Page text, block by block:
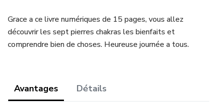
Grace a ce livre numériques de 15 pages, vous allez
découvrir les sept pierres chakras les bienfaits et
comprendre bien de choses. Heureuse journée a tous.
Avantages Détails